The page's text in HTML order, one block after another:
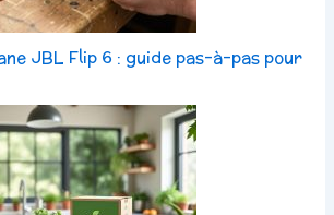
JBL Flip 6 : guide pas-à-pas pour